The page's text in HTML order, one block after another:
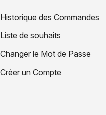
Historique des Commandes
Liste de souhaits
Changer le Mot de Passe
Créer un Compte